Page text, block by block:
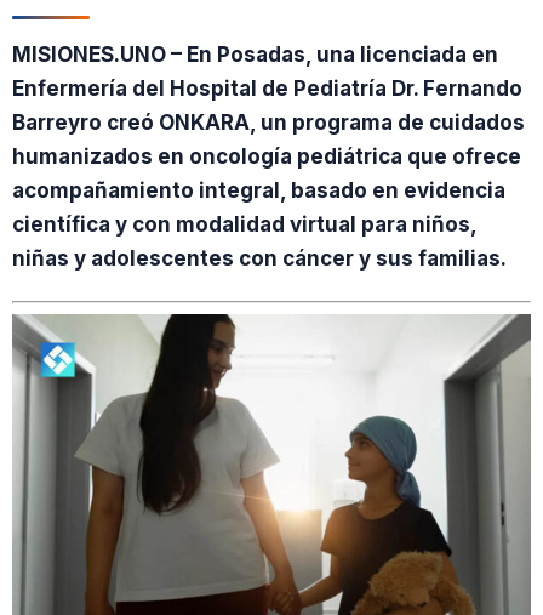
MISIONES.UNO – En Posadas, una licenciada en
Enfermería del Hospital de Pediatría Dr. Fernando
Barreyro creó ONKARA, un programa de cuidados
humanizados en oncología pediátrica que ofrece
acompañamiento integral, basado en evidencia
científica y con modalidad virtual para niños,
niñas y adolescentes con cáncer y sus familias.